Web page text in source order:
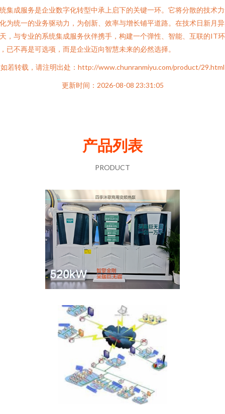
集成服务是企业数字化转型中承上启下的关键一环。它将分散的技术
为统一的业务驱动力，为创新、效率与增长铺平道路。在技术日新月
，与专业的系统集成服务伙伴携手，构建一个弹性、智能、互联的IT环
已不再是可选项，而是企业迈向智慧未来的必然选择。
如若转载，请注明出处：http://www.chunranmiyu.com/product/29.html
更新时间：2026-08-08 23:31:05
产品列表
PRODUCT